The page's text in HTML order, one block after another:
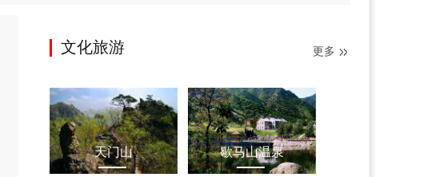
文化旅游 更多
天门山 歇马山温泉